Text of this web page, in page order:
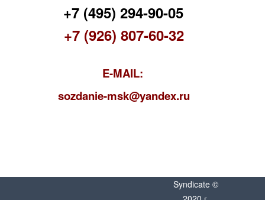
+7 (495) 294-90-05
+7 (926) 807-60-32
E-MAIL:
sozdanie-msk@yandex.ru
Syndicate ©